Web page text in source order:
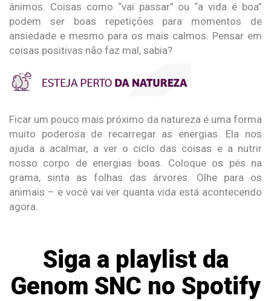
ânimos. Coisas como “vai passar” ou “a vida é boa”
podem ser boas repetições para momentos de
ansiedade e mesmo para os mais calmos. Pensar em
coisas positivas não faz mal, sabia?
Ficar um pouco mais próximo da natureza é uma forma
muito poderosa de recarregar as energias. Ela nos
ajuda a acalmar, a ver o ciclo das coisas e a nutrir
nosso corpo de energias boas. Coloque os pés na
grama, sinta as folhas das árvores. Olhe para os
animais – e você vai ver quanta vida está acontecendo
agora.
Siga a playlist da
Genom SNC no Spotify